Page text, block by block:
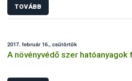
TOVÁBB
2017. február 16., csütörtök
A növényvédő szer hatóanyagok